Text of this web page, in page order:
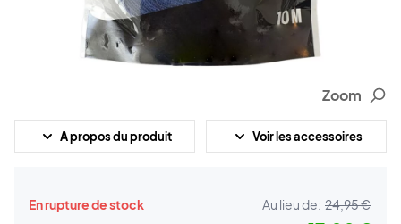
Zoom
A propos du produit Voir les accessoires
En rupture de stock Au lieu de: 24,95 €